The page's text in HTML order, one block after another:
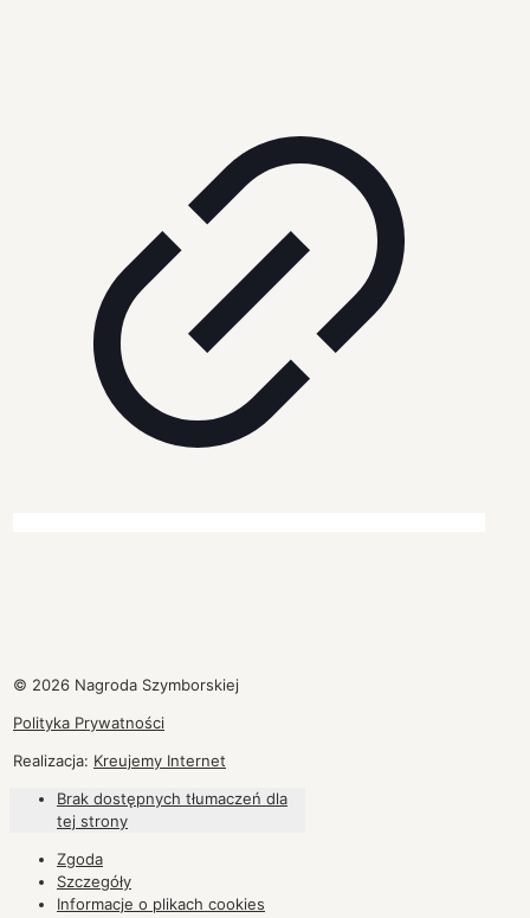
© 2026 Nagroda Szymborskiej
Polityka Prywatności
Realizacja: Kreujemy Internet
Brak dostępnych tłumaczeń dla
tej strony
Zgoda
Szczegóły
Informacje o plikach cookies